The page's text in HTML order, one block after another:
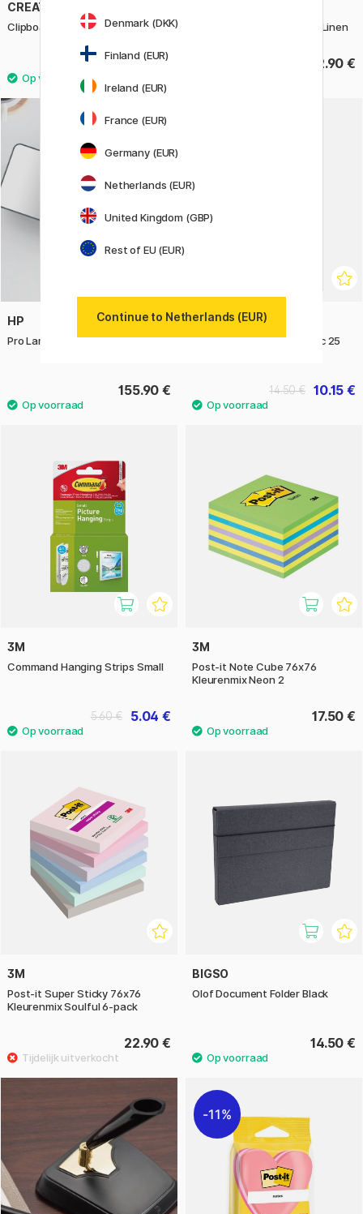
CREATIV COMPANY
Clipboard A4
3.85 €
5.50 €
Birger Document Storage Linen
32.90 €
HP
Pro Laminator 600 A4
155.90 €
HP
Lamineerhoezen A4 80mic 25
10.15 €
14.50 €
3M
Command Hanging Strips Small
5.04 €
5.60 €
3M
Post-it Note Cube 76x76
Kleurenmix Neon 2
17.50 €
3M
Post-it Super Sticky 76x76
Kleurenmix Soulful 6-pack
22.90 €
BIGSO
Olof Document Folder Black
14.50 €
11%
Denmark (DKK)
Finland (EUR)
Ireland (EUR)
France (EUR)
Germany (EUR)
Netherlands (EUR)
United Kingdom (GBP)
Rest of EU (EUR)
Continue to Netherlands (EUR)